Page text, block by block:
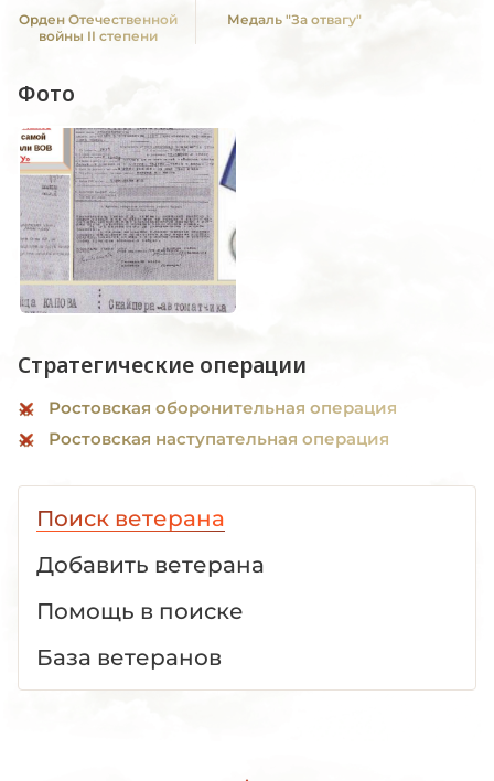
Орден Отечественной
войны II степени
Медаль "За отвагу"
Фото
Стратегические операции
Ростовская оборонительная операция
Ростовская наступательная операция
Поиск ветерана
Добавить ветерана
Помощь в поиске
База ветеранов